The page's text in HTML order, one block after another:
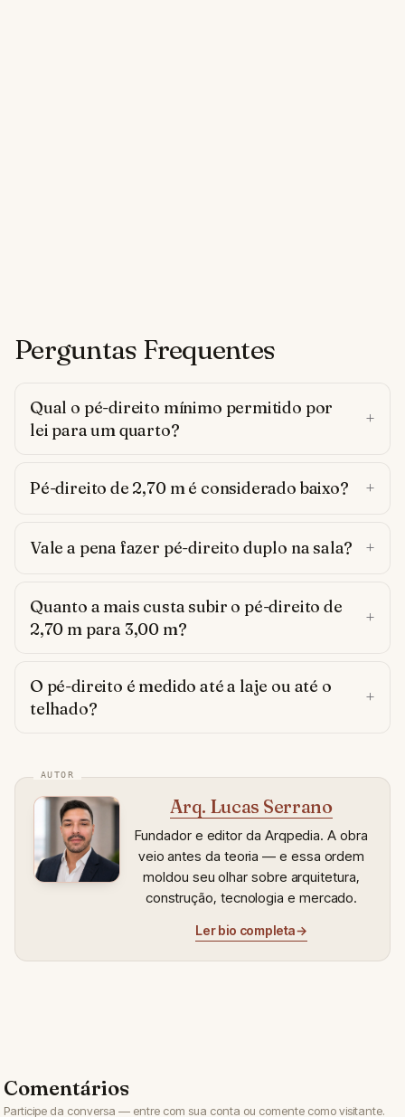
Perguntas Frequentes
Qual o pé-direito mínimo permitido por
lei para um quarto?
Pé-direito de 2,70 m é considerado baixo?
Vale a pena fazer pé-direito duplo na sala?
Quanto a mais custa subir o pé-direito de
2,70 m para 3,00 m?
O pé-direito é medido até a laje ou até o
telhado?
Arq. Lucas Serrano
Fundador e editor da Arqpedia. A obra
veio antes da teoria — e essa ordem
moldou seu olhar sobre arquitetura,
construção, tecnologia e mercado.
Ler bio completa→